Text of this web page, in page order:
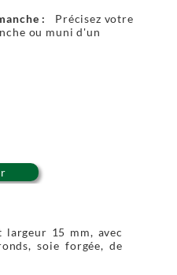
:
Précisez votre
ou muni d'un
largeur 15 mm, avec
soie forgée, de